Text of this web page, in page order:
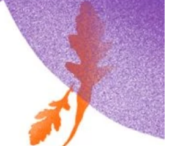
AGALMA PADAW0NE
JEREMY KUPROWSKI
FLORENCE CONSTANTIN